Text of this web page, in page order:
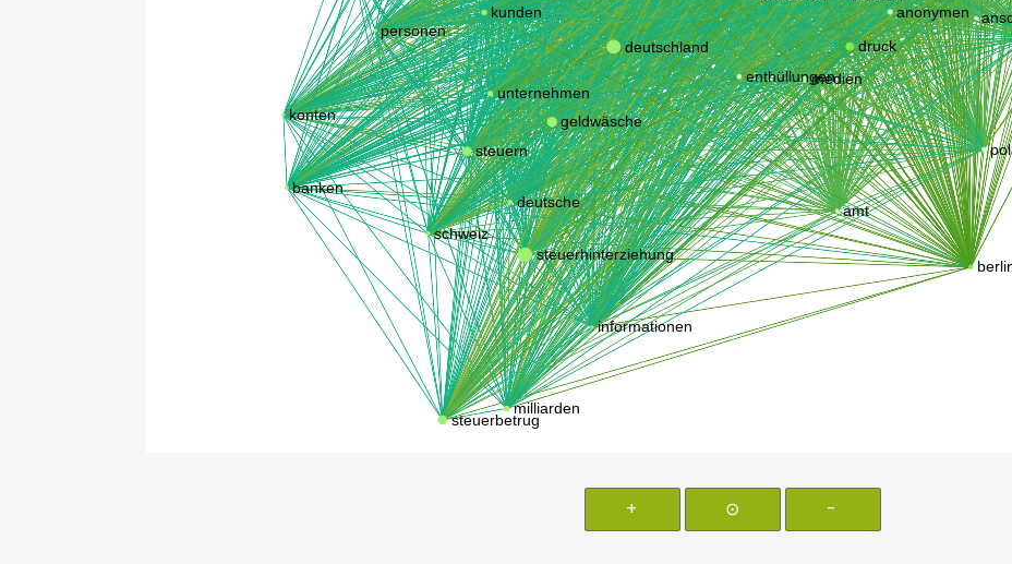
+ ⊙ -